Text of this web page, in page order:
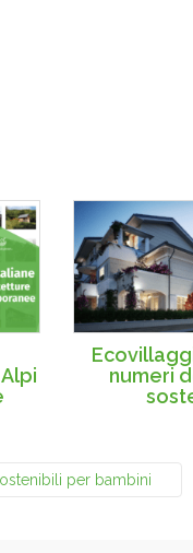
numeri
per bambini